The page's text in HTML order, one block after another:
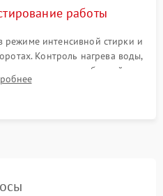
работы
режиме интенсивной стирки и
Контроль нагрева воды,
излишних вибраций,
протечек под корпусом.